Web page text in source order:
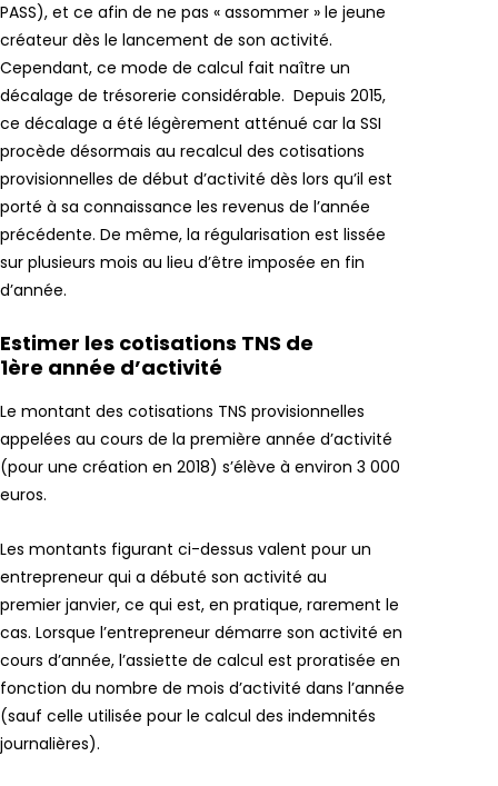
PASS), et ce afin de ne pas « assommer » le jeune
créateur dès le lancement de son activité.
Cependant, ce mode de calcul fait naître un
décalage de trésorerie considérable. Depuis 2015,
ce décalage a été légèrement atténué car la SSI
procède désormais au recalcul des cotisations
provisionnelles de début d’activité dès lors qu’il est
porté à sa connaissance les revenus de l’année
précédente. De même, la régularisation est lissée
sur plusieurs mois au lieu d’être imposée en fin
d’année.
Estimer les cotisations TNS de
1ère année d’activité
Le montant des cotisations TNS provisionnelles
appelées au cours de la première année d’activité
(pour une création en 2018) s’élève à environ 3 000
euros.
Les montants figurant ci-dessus valent pour un
entrepreneur qui a débuté son activité au
premier janvier, ce qui est, en pratique, rarement le
cas. Lorsque l’entrepreneur démarre son activité en
cours d’année, l’assiette de calcul est proratisée en
fonction du nombre de mois d’activité dans l’année
(sauf celle utilisée pour le calcul des indemnités
journalières).